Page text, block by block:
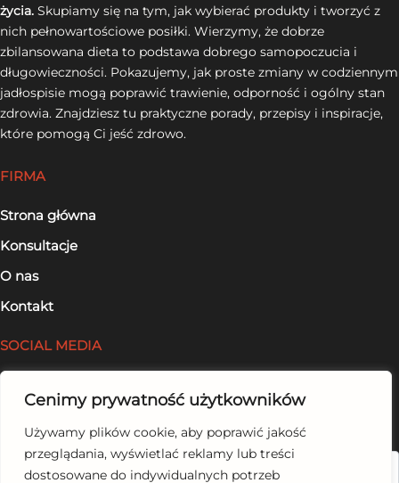
Cenimy prywatność użytkowników
Używamy plików cookie, aby poprawić jakość
przeglądania, wyświetlać reklamy lub treści
dostosowane do indywidualnych potrzeb
życia. Skupiamy się na tym, jak wybierać produkty i tworzyć z
nich pełnowartościowe posiłki. Wierzymy, że dobrze
zbilansowana dieta to podstawa dobrego samopoczucia i
długowieczności. Pokazujemy, jak proste zmiany w codziennym
jadłospisie mogą poprawić trawienie, odporność i ogólny stan
zdrowia. Znajdziesz tu praktyczne porady, przepisy i inspiracje,
które pomogą Ci jeść zdrowo.
FIRMA
Strona główna
Konsultacje
O nas
Kontakt
SOCIAL MEDIA
Szukaj